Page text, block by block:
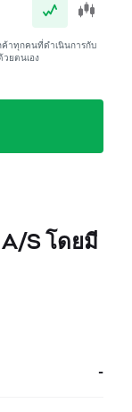
าทุกคนที่ดำเนินการกับ
ยตนเอง
S โดยมี
-